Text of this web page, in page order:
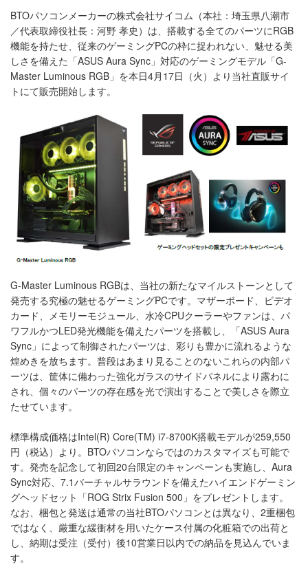
BTOパソコンメーカーの株式会社サイコム（本社：埼玉県八潮市
／代表取締役社長：河野 孝史）は、搭載する全てのパーツにRGB
機能を持たせ、従来のゲーミングPCの枠に捉われない、魅せる美
しさを備えた「ASUS Aura Sync」対応のゲーミングモデル「G-
Master Luminous RGB」を本日4月17日（火）より当社直販サイ
トにて販売開始します。
G-Master Luminous RGBは、当社の新たなマイルストーンとして
発売する究極の魅せるゲーミングPCです。マザーボード、ビデオ
カード、メモリーモジュール、水冷CPUクーラーやファンは、パ
ワフルかつLED発光機能を備えたパーツを搭載し、「ASUS Aura
Sync」によって制御されたパーツは、彩りも豊かに流れるような
煌めきを放ちます。普段はあまり見ることのないこれらの内部パ
ーツは、筐体に備わった強化ガラスのサイドパネルにより露わに
され、個々のパーツの存在感を光で演出することで美しさを際立
たせています。
標準構成価格はIntel(R) Core(TM) i7-8700K搭載モデルが259,550
円（税込）より。BTOパソコンならではのカスタマイズも可能で
す。発売を記念して初回20台限定のキャンペーンも実施し、Aura
Sync対応、7.1バーチャルサラウンドを備えたハイエンドゲーミン
グヘッドセット「ROG Strix Fusion 500」をプレゼントします。
なお、梱包と発送は通常の当社BTOパソコンとは異なり、2重梱包
ではなく、厳重な緩衝材を用いたケース付属の化粧箱での出荷と
し、納期は受注（受付）後10営業日以内での納品を見込んでいま
す。